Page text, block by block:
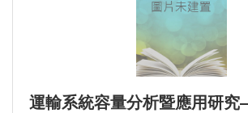
運輸系統容量分析暨應用研